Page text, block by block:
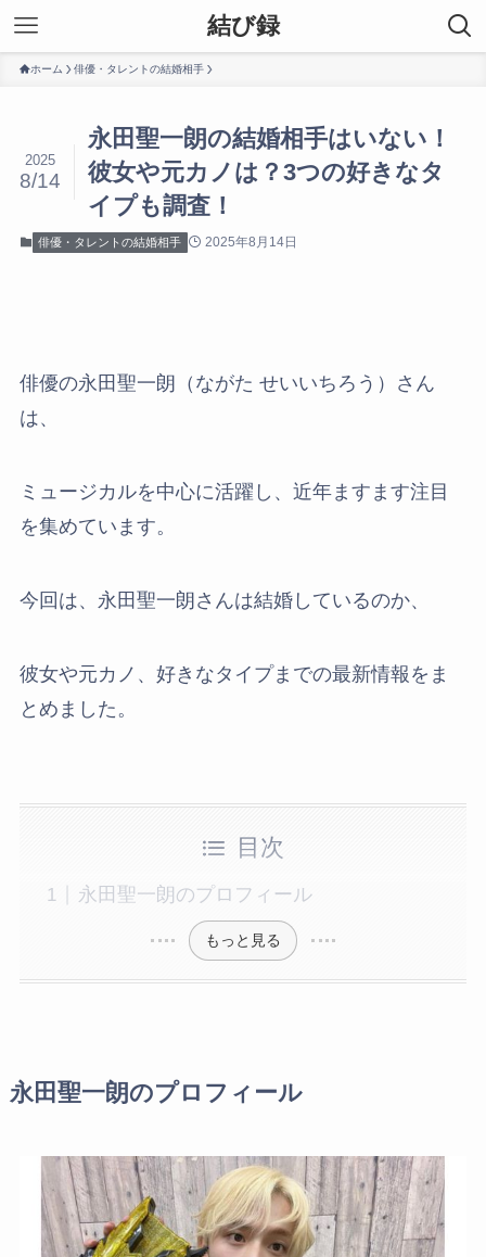
結び録
ホーム 俳優・タレントの結婚相手
永田聖一朗の結婚相手はいない！
彼女や元カノは？3つの好きなタ
イプも調査！
2025
8/14
俳優・タレントの結婚相手 2025年8月14日
俳優の永田聖一朗（ながた せいいちろう）さん
は、
ミュージカルを中心に活躍し、近年ますます注目
を集めています。
今回は、永田聖一朗さんは結婚しているのか、
彼女や元カノ、好きなタイプまでの最新情報をま
とめました。
目次
永田聖一朗のプロフィール
もっと見る
永田聖一朗のプロフィール